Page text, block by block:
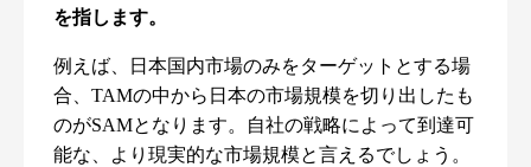
を指します。
例えば、日本国内市場のみをターゲットとする場
合、TAMの中から日本の市場規模を切り出したも
のがSAMとなります。自社の戦略によって到達可
能な、より現実的な市場規模と言えるでしょう。